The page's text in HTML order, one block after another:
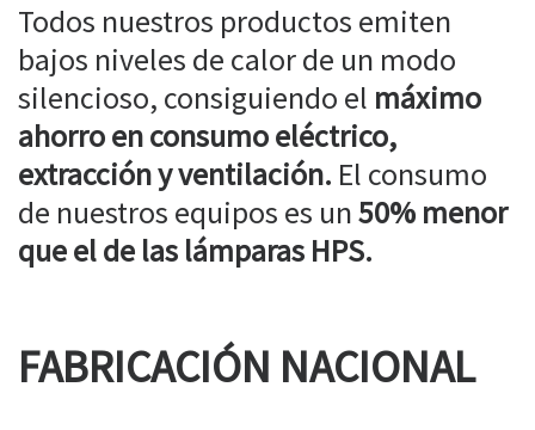
Todos nuestros productos emiten
bajos niveles de calor de un modo
silencioso, consiguiendo el máximo
ahorro en consumo eléctrico,
extracción y ventilación. El consumo
de nuestros equipos es un50% menor
que el de las lámparas HPS.
FABRICACIÓN NACIONAL